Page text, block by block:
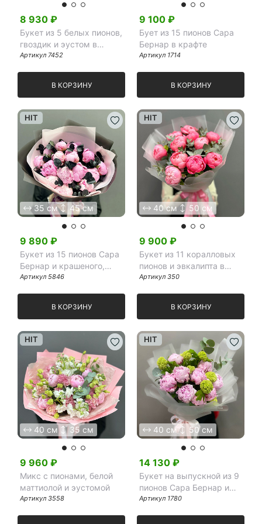
8 930 ₽
Букет из 5 белых пионов,
гвоздик и эустом в
фоамиране
Артикул 7452
В КОРЗИНУ
9 100 ₽
Бует из 15 пионов Сара
Бернар в крафте
Артикул 1714
В КОРЗИНУ
35 см 45 см
HIT
9 890 ₽
Букет из 15 пионов Сара
Бернар и крашеного,
черного эвкалипта
Артикул 5846
В КОРЗИНУ
40 см 50 см
HIT
9 900 ₽
Букет из 11 коралловых
пионов и эвкалипта в
матовой пленке
Артикул 350
В КОРЗИНУ
40 см 35 см
HIT
9 960 ₽
Микс с пионами, белой
маттиолой и эустомой
Артикул 3558
40 см 50 см
HIT
14 130 ₽
Букет на выпускной из 9
пионов Сара Бернар и
вибурнума
Артикул 1780